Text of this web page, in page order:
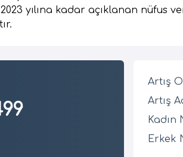
yılına kadar açıklanan nüfus
Artış
Artış
Kadın
Erkek